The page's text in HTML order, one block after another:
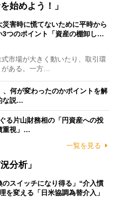
始めよう！」
災害時に慌てないために平時から
3つのポイント「資産の棚卸し…
市場が大きく動いたり、取引環
ある。一方…
何が変わったのかポイントを解
な説…
る片山財務相の「円資産への投
重視」…
一覧を見る
分析」
のスイッチになり得る」“介入慣
を変える「日米協調為替介入」